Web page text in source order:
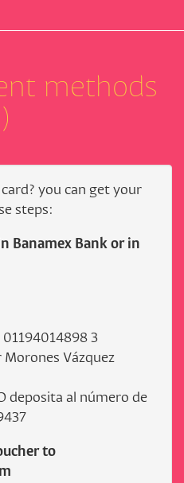
methods
you can get your
steps:
Banamex Bank or in
01194014898 3
Vázquez
deposita al número de
to